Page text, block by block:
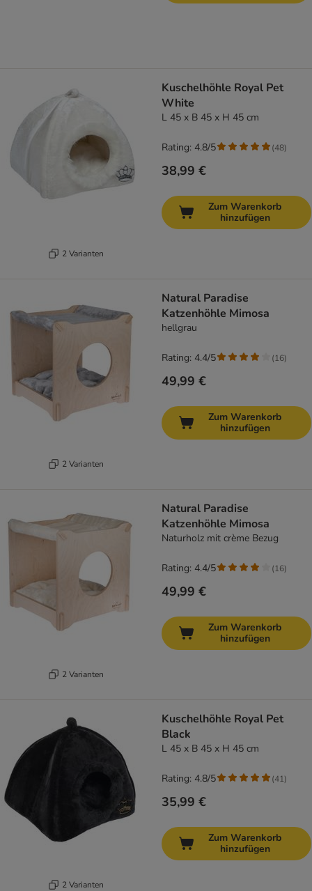
2 Varianten
Kuschelhöhle Royal Pet
White
L 45 x B 45 x H 45 cm
38,99 €
Rating: 4.8/5 (48)
Zum Warenkorb
hinzufügen
2 Varianten
Natural Paradise
Katzenhöhle Mimosa
hellgrau
49,99 €
Rating: 4.4/5 (16)
Zum Warenkorb
hinzufügen
2 Varianten
Natural Paradise
Katzenhöhle Mimosa
Naturholz mit crème Bezug
49,99 €
Rating: 4.4/5 (16)
Zum Warenkorb
hinzufügen
2 Varianten
Kuschelhöhle Royal Pet
Black
L 45 x B 45 x H 45 cm
35,99 €
Rating: 4.8/5 (41)
Zum Warenkorb
hinzufügen